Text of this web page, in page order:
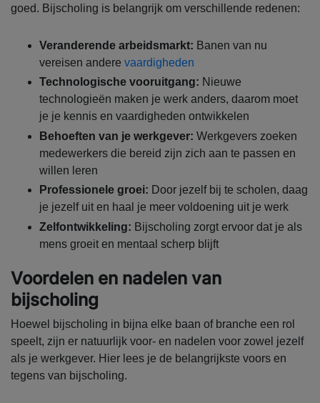
goed. Bijscholing is belangrijk om verschillende redenen:
Veranderende arbeidsmarkt: Banen van nu
vereisen andere vaardigheden
Technologische vooruitgang: Nieuwe
technologieën maken je werk anders, daarom moet
je je kennis en vaardigheden ontwikkelen
Behoeften van je werkgever: Werkgevers zoeken
medewerkers die bereid zijn zich aan te passen en
willen leren
Professionele groei: Door jezelf bij te scholen, daag
je jezelf uit en haal je meer voldoening uit je werk
Zelfontwikkeling: Bijscholing zorgt ervoor dat je als
mens groeit en mentaal scherp blijft
Voordelen en nadelen van
bijscholing
Hoewel bijscholing in bijna elke baan of branche een rol
speelt, zijn er natuurlijk voor- en nadelen voor zowel jezelf
als je werkgever. Hier lees je de belangrijkste voors en
tegens van bijscholing.